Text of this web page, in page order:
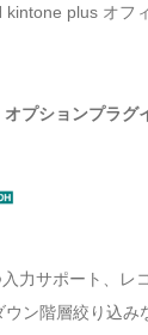
plus オフ
プションプラグ
入力サポート、レ
ウン階層絞り込み